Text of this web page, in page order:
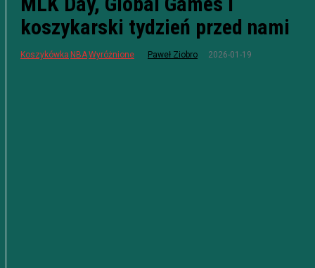
koszykarski tydzień przed nami
Koszykówka NBAWyróżnione Paweł Ziobro 2026-01-19